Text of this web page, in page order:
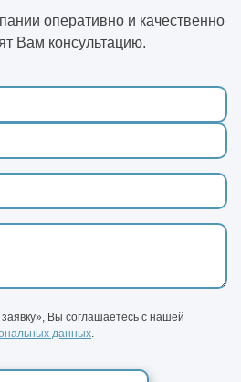
оперативно и качественно
Вам консультацию.
Вы соглашаетесь с нашей
данных